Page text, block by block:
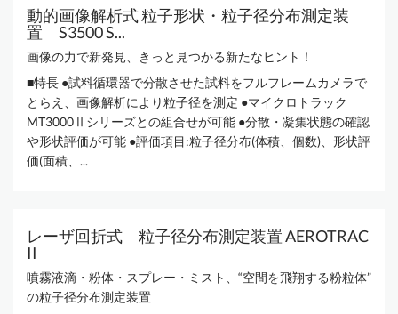
動的画像解析式 粒子形状・粒子径分布測定装
置 S3500 S...
画像の力で新発見、きっと見つかる新たなヒント！
■特長 ●試料循環器で分散させた試料をフルフレームカメラで
とらえ、画像解析により粒子径を測定 ●マイクロトラック
MT3000Ⅱシリーズとの組合せが可能 ●分散・凝集状態の確認
や形状評価が可能 ●評価項目:粒子径分布(体積、個数)、形状評
価(面積、...
レーザ回折式 粒子径分布測定装置 AEROTRAC
II
噴霧液滴・粉体・スプレー・ミスト、“空間を飛翔する粉粒体”
の粒子径分布測定装置